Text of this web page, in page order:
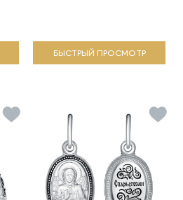
БЫСТРЫЙ ПРОСМОТР